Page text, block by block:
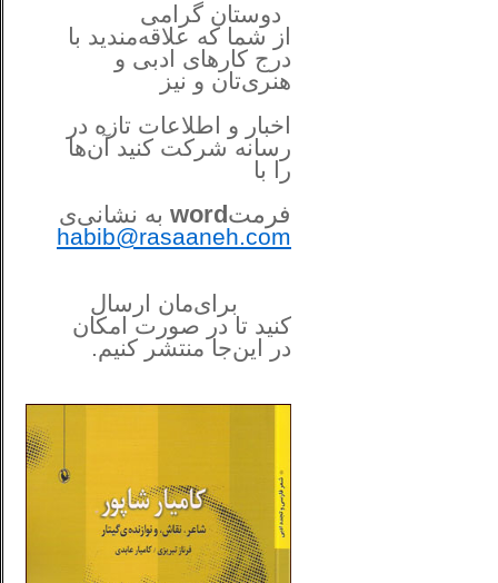
دوستان گرامی
از شما که علاقه‌مندید با
درج کارهای‌ ادبی و
هنری‌تان و نیز
اخبار و اطلاعات تازه در
رسانه شرکت کنید آن‌ها
را با
فرمتword به نشانی‌ی
habib@rasaaneh.com
برای‌مان ارسال
کنید تا در صورت امکان
در این‌جامنتشر کنیم.